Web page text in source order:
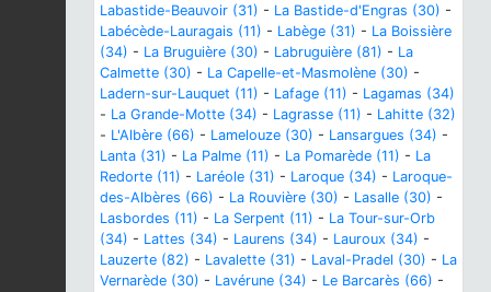
Labastide-Beauvoir (31) - La Bastide-d'Engras (30) -
Labécède-Lauragais (11) - Labège (31) - La Boissière
(34) - La Bruguière (30) - Labruguière (81) - La
Calmette (30) - La Capelle-et-Masmolène (30) -
Ladern-sur-Lauquet (11) - Lafage (11) - Lagamas (34)
- La Grande-Motte (34) - Lagrasse (11) - Lahitte (32)
- L'Albère (66) - Lamelouze (30) - Lansargues (34) -
Lanta (31) - La Palme (11) - La Pomarède (11) - La
Redorte (11) - Laréole (31) - Laroque (34) - Laroque-
des-Albères (66) - La Rouvière (30) - Lasalle (30) -
Lasbordes (11) - La Serpent (11) - La Tour-sur-Orb
(34) - Lattes (34) - Laurens (34) - Lauroux (34) -
Lauzerte (82) - Lavalette (31) - Laval-Pradel (30) - La
Vernarède (30) - Lavérune (34) - Le Barcarès (66) -